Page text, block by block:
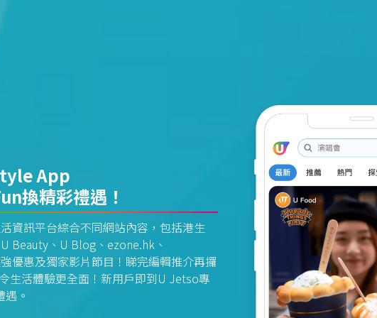
App
換精彩禮遇！
資訊平台綜合不同網站內容，包括港生
Beauty、U Blog、ezone.hk、
優惠及獨家影片節目！睇完編輯推介再攞
生活體驗更全面！新用戶即到U Jetso專
。